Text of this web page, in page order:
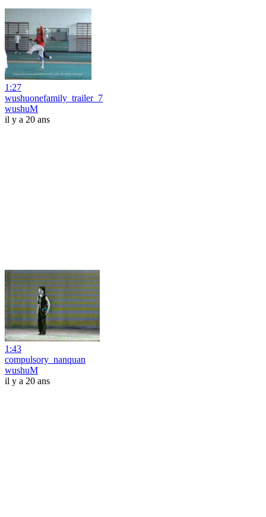
1:27
wushuonefamily_trailer_7
wushuM
il y a 20 ans
1:43
compulsory_nanquan
wushuM
il y a 20 ans